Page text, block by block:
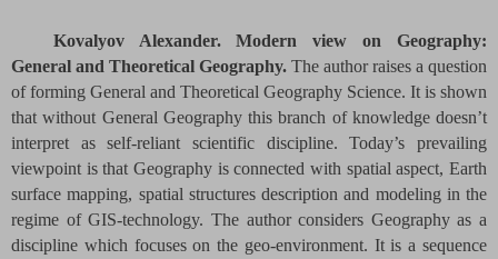
Kovalyov Alexander. Modern view on Geography:
General and Theoretical Geography. The author raises a question
of forming General and Theoretical Geography Science. It is shown
that without General Geography this branch of knowledge doesn’t
interpret as self-reliant scientific discipline. Today’s prevailing
viewpoint is that Geography is connected with spatial aspect, Earth
surface mapping, spatial structures description and modeling in the
regime of GIS-technology. The author considers Geography as a
discipline which focuses on the geo-environment. It is a sequence